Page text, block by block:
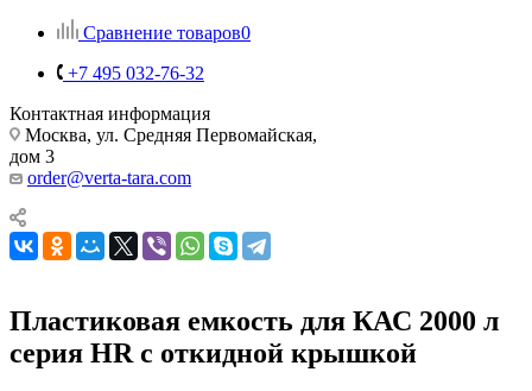
Сравнение товаров0
+7 495 032-76-32
Контактная информация
Москва, ул. Средняя Первомайская,
дом 3
order@verta-tara.com
Пластиковая емкость для КАС 2000 л
серия HR с откидной крышкой